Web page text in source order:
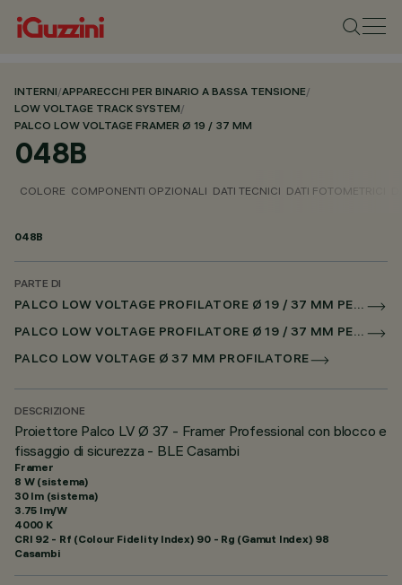
INTERNI/APPARECCHI PER BINARIO A BASSA TENSIONE/
LOW VOLTAGE TRACK SYSTEM/
PALCO LOW VOLTAGE FRAMER Ø 19 / 37 MM
048B
COLORE COMPONENTI OPZIONALI DATI TECNICI DATI FOTOMETRICI
048B
PARTE DI
PALCO LOW VOLTAGE PROFILATORE Ø 19 / 37 MM PER BINARIO LOW VOLTAGE CASAMBI
PALCO LOW VOLTAGE PROFILATORE Ø 19 / 37 MM PER SUPERRAIL CASAMBI
PALCO LOW VOLTAGE Ø 37 MM PROFILATORE
DESCRIZIONE
Proiettore Palco LV Ø 37 - Framer Professional con blocco e
fissaggio di sicurezza - BLE Casambi
Framer
8 W (sistema)
30 lm (sistema)
3.75 lm/W
4000 K
CRI 92 - Rf (Colour Fidelity Index) 90 - Rg (Gamut Index) 98
Casambi